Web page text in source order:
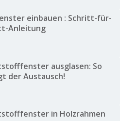
einbauen : Schritt-für-
Anleitung
ausglasen: So
der Austausch!
in Holzrahmen